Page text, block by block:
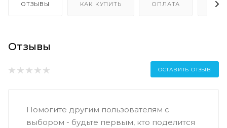
ОТЗЫВЫ КАК КУПИТЬ ОПЛАТА
Отзывы
ОСТАВИТЬ ОТЗЫВ
Помогите другим пользователям с
выбором - будьте первым, кто поделится